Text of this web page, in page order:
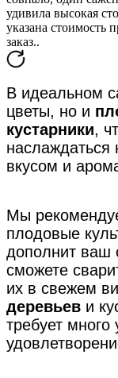
удивила высокая
указана стоимость
заказ..
В идеальном
цветы, но и
кустарники,
наслаждаться
вкусом и
Мы
плодовые
дополнит ваш
сможете
их в свежем
деревьев и
требует много